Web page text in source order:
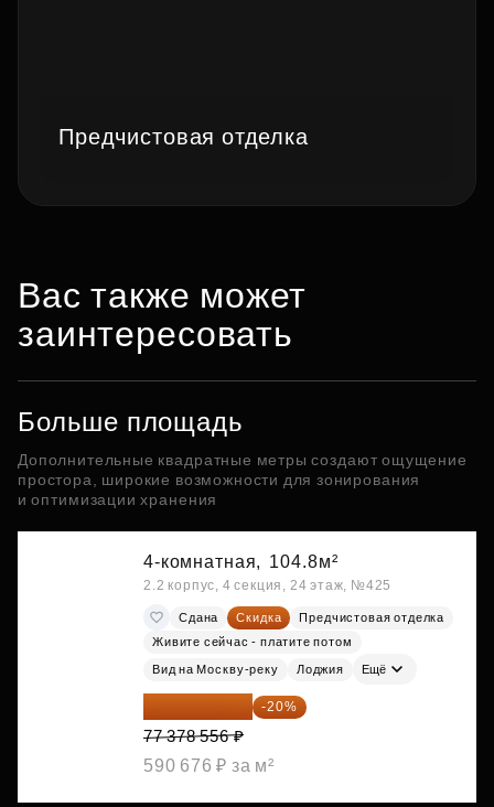
Предчистовая отделка
Вас также может
заинтересовать
Больше площадь
Дополнительные квадратные метры создают ощущение
простора, широкие возможности для зонирования
и оптимизации хранения
4-комнатная, 104.8м²
2.2 корпус, 4 секция, 24 этаж, №425
Сдана Скидка
Предчистовая отделка
Живите сейчас - платите потом
Вид на Москву-реку Лоджия Ещё
61 902 845 ₽ -20%
77 378 556 ₽
590 676 ₽ за м²